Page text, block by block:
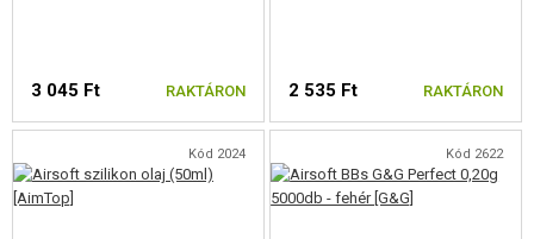
3 045 Ft RAKTÁRON 2 535 Ft RAKTÁRON
Kód 2024 Kód 2622